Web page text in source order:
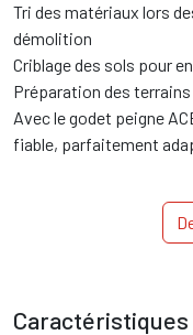
Tri des matériaux lors
démolition
Criblage des sols pour
Préparation des
Avec le godet peigne
fiable, parfaitement
Caractéristiques